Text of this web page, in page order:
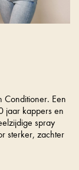
Conditioner. Een
jaar kappers en
spray
sterker, zachter